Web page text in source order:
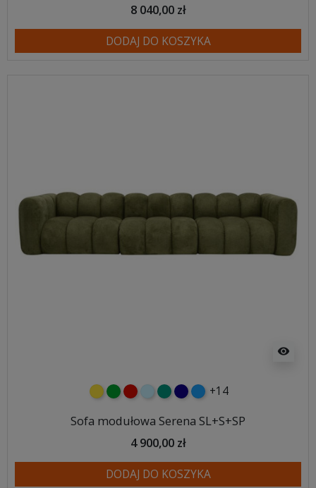
8 040,00 zł
DODAJ DO KOSZYKA
visibility
żółtyzielonyczerwony
błękitnyturkusowy
granatowy
niebieski
+14
Sofa modułowa Serena SL+S+SP
4 900,00 zł
DODAJ DO KOSZYKA